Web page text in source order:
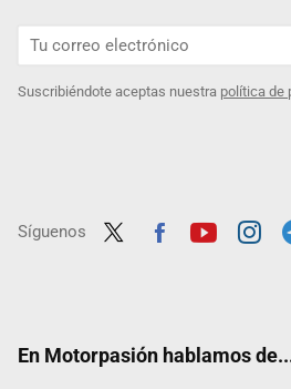
Suscribiéndote aceptas nuestra política de
Síguenos
En Motorpasión hablamos